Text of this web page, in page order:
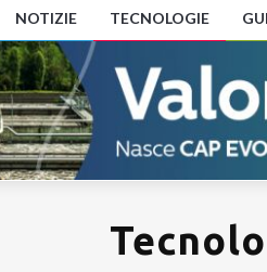
NOTIZIE TECNOLOGIE